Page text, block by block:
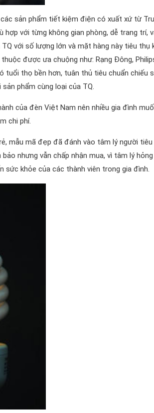
sản phẩm tiết kiệm điện có xuất xứ từ
với từng không gian phòng, dễ trang trí,
với số lượng lớn và mặt hàng này tiêu thụ
được ưa chuộng như: Rạng Đông,
thọ bền hơn, tuân thủ tiêu chuẩn chiếu
phẩm cùng loại của TQ.
của đèn Việt Nam nên nhiều gia đình
chi phí.
mẫu mã đẹp đã đánh vào tâm lý người tiêu
nhưng vẫn chấp nhận mua, vì tâm lý
khỏe của các thành viên trong gia đình.